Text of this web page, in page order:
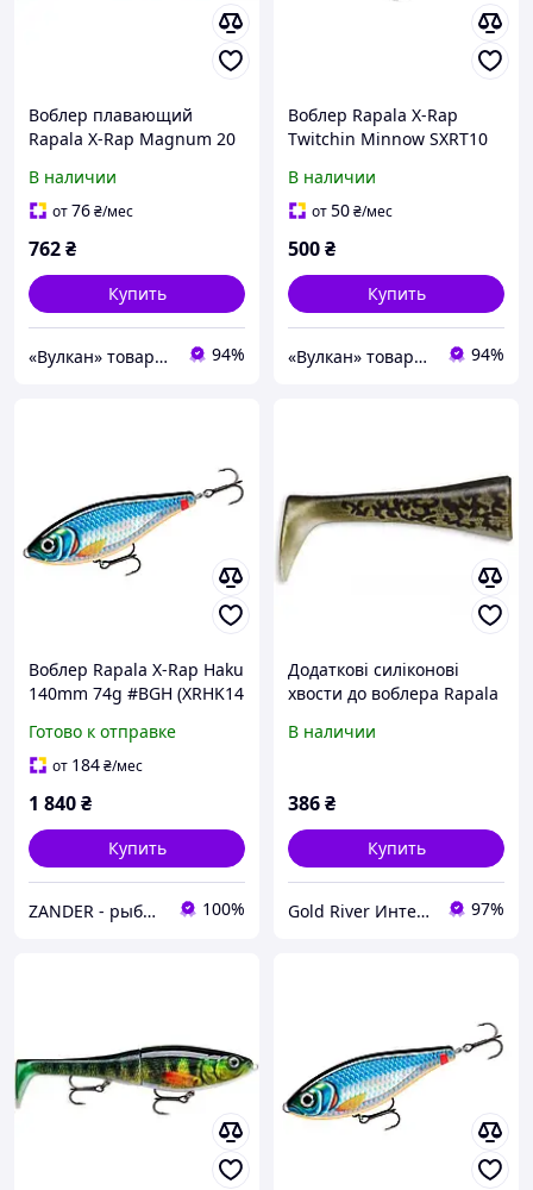
Воблер плавающий
Rapala X-Rap Magnum 20
В наличии
от76₴/мес
762₴
Купить
«Вулкан» товары для рыбалки, охоты, туризма и дайвинга, лодки и моторы 94%
Воблер Rapala X-Rap
Twitchin Minnow SXRT10
В наличии
от50₴/мес
500₴
Купить
«Вулкан» товары для рыбалки, охоты, туризма и дайвинга, лодки и моторы 94%
Воблер Rapala X-Rap Haku
140mm 74g #BGH (XRHK14
Готово к отправке
от 184₴/мес
1 840₴
Купить
ZANDER - рыболовный интернет-магазин 100%
Додаткові cиліконові
хвости до воблера Rapala
упаковка 2 шт - (PPTP20-
В наличии
386₴
Купить
Gold River Интернет магазин 97%